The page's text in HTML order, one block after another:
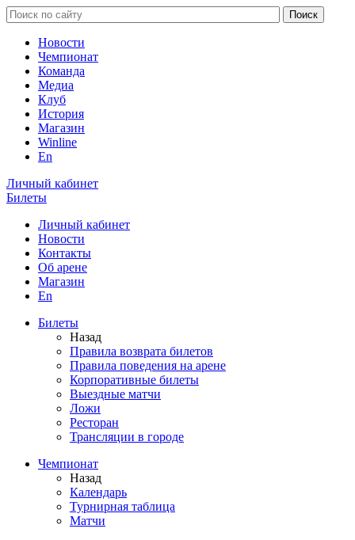
Новости
Чемпионат
Команда
Медиа
Клуб
История
Магазин
Winline
En
Личный кабинет
Билеты
Личный кабинет
Новости
Контакты
Об арене
Магазин
En
Билеты
Назад
Правила возврата билетов
Правила поведения на арене
Корпоративные билеты
Выездные матчи
Ложи
Ресторан
Трансляции в городе
Чемпионат
Назад
Календарь
Турнирная таблица
Матчи